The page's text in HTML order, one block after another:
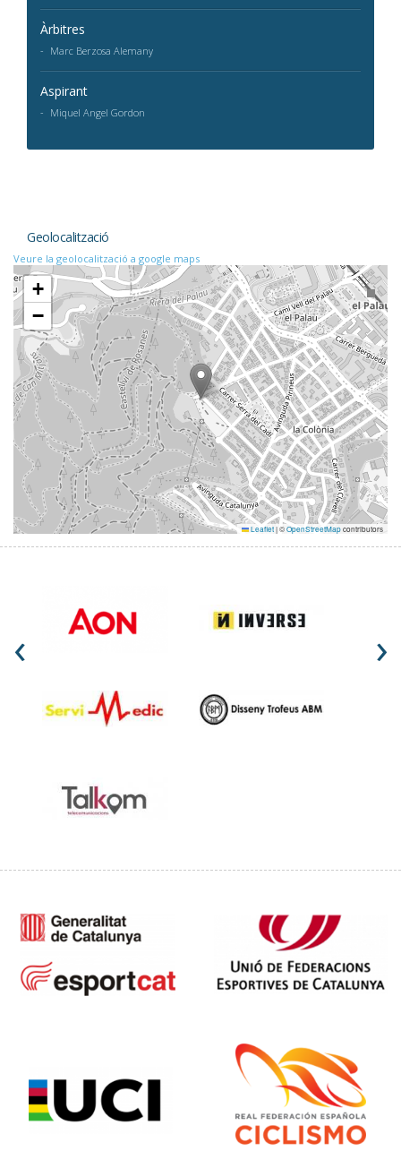
Àrbitres
Marc Berzosa Alemany
Aspirant
Miquel Angel Gordon
Geolocalització
Veure la geolocalització a google maps
+
−
Leaflet|©OpenStreetMapcontributors
‹ ›